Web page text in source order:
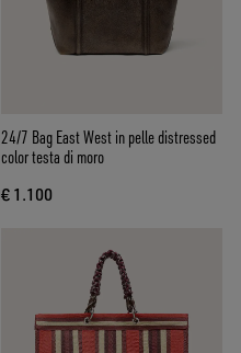
24/7 Bag East West in pelle distressed
color testa di moro
€ 1.100